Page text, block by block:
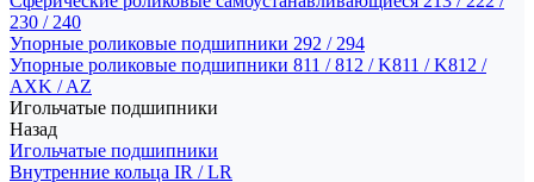
230 / 240
Упорные роликовые подшипники 292 / 294
Упорные роликовые подшипники 811 / 812 / K811 / K812 /
AXK / AZ
Игольчатые подшипники
Назад
Игольчатые подшипники
Внутренние кольца IR / LR